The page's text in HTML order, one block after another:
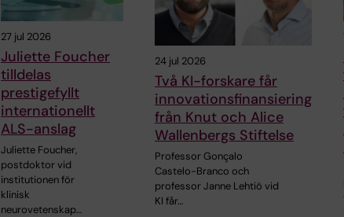
27 jul 2026
Juliette Foucher
tilldelas
prestigefyllt
internationellt
ALS-anslag
Juliette Foucher,
postdoktor vid
institutionen för
klinisk
neurovetenskap…
24 jul 2026
Två KI-forskare får
innovationsfinansiering
från Knut och Alice
Wallenbergs Stiftelse
Professor Gonçalo
Castelo-Branco och
professor Janne Lehtiö vid
KI får…